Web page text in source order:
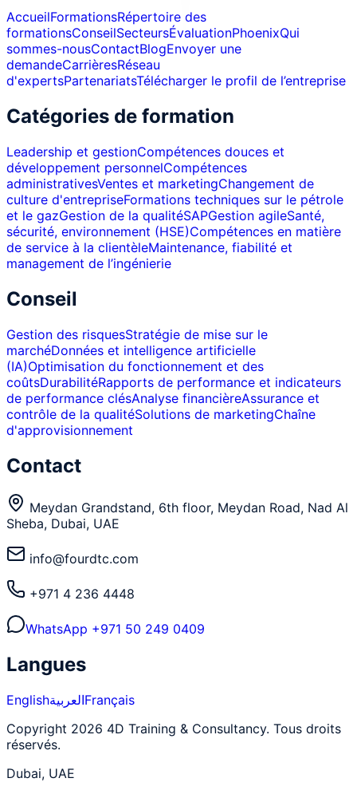
AccueilFormationsRépertoire des
formationsConseilSecteursÉvaluationPhoenixQui
sommes-nousContactBlogEnvoyer une
demandeCarrièresRéseau
d'expertsPartenariatsTélécharger le profil de l’entreprise
Catégories de formation
Leadership et gestionCompétences douces et
développement personnelCompétences
administrativesVentes et marketingChangement de
culture d'entrepriseFormations techniques sur le pétrole
et le gazGestion de la qualitéSAPGestion agileSanté,
sécurité, environnement (HSE)Compétences en matière
de service à la clientèleMaintenance, fiabilité et
management de l’ingénierie
Conseil
Gestion des risquesStratégie de mise sur le
marchéDonnées et intelligence artificielle
(IA)Optimisation du fonctionnement et des
coûtsDurabilitéRapports de performance et indicateurs
de performance clésAnalyse financièreAssurance et
contrôle de la qualitéSolutions de marketingChaîne
d'approvisionnement
Contact
Meydan Grandstand, 6th floor, Meydan Road, Nad Al
Sheba, Dubai, UAE
info@fourdtc.com
+971 4 236 4448
WhatsApp +971 50 249 0409
Langues
EnglishالعربيةFrançais
Copyright 2026 4D Training & Consultancy. Tous droits
réservés.
Dubai, UAE